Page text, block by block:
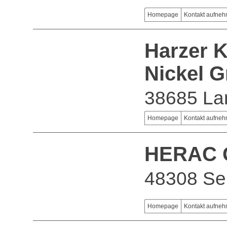
Homepage Kontakt
Harzer
Nickel
38685
Homepage Kontakt
HERAC
48308
Homepage Kontakt